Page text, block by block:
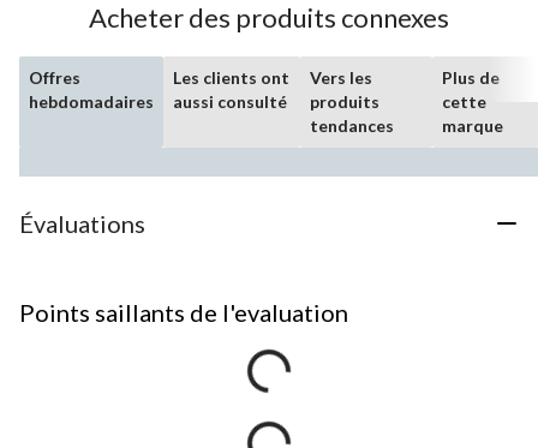
Acheter des produits connexes
Offres
hebdomadaires
Les clients ont
aussi consulté
Vers les
produits
tendances
Plus de
cette
marque
Évaluations
Points saillants de l'evaluation